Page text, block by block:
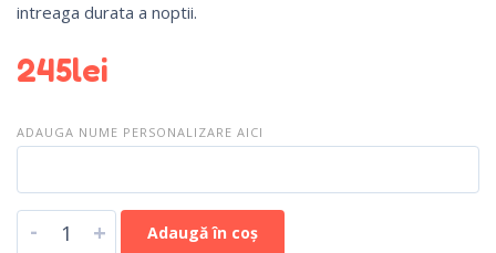
intreaga durata a noptii.
245lei
ADAUGA NUME PERSONALIZARE AICI
- + Adaugă în coș